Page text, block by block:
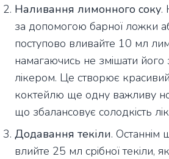
Наливання лимонного соку.
за допомогою барної ложки
поступово вливайте 10 мл
намагаючись не змішати
лікером. Це створює
коктейлю ще одну важливу
що збалансовує солодкість
Додавання текіли.
влийте 25 мл срібної текіли,